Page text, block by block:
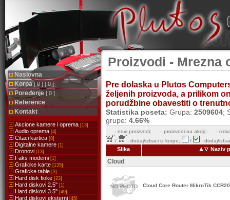
Naslovna
Korpa[ 0 ] [ 0 ]
Poređenje [ 0 ]
Reference
Kontakt
Akcione kamere i oprema [13]
Audio oprema [4]
Citaci kartica [8]
Digitalne kamere [1]
Dronovi [13]
Faks modemi [1]
Graficke karte [135]
Graficke table [3]
Hard disk fioke [23]
Hard diskovi 2.5'' [1]
Hard diskovi 3.5'' [49]
Hard diskovi eksterni [45]
Proizvodi - Mrezna
Pre dolaska u Plutos
željenih proizvoda, a prilikom
porudžbine obavestiti o
Statistika poseta: Grupa: 2509604;
grupe: 4.66%
- novi proizvodi; - proizvodi na akciji;
-
/
- dodaj/izbaci iz korpe; / - dodaj/
Slika Naziv
Cloud
Cloud Core Router MikroTik